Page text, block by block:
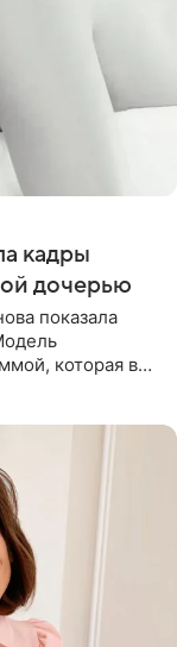
кадры
дочерью
показала
которая в